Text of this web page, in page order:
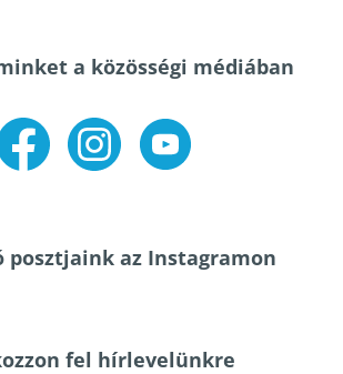
a közösségi médiában
FacebookInstagramYoutube
posztjaink az Instagramon
fel hírlevelünkre